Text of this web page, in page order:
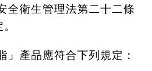
全衛生管理法第二十二條
」產品應符合下列規定：